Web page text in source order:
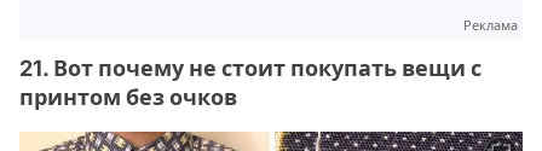
Реклама
21. Вот почему не стоит покупать вещи с
принтом без очков